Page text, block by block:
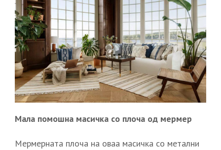
Мала помошна масичка со плоча од мермер
Мермерната плоча на оваа масичка со метални